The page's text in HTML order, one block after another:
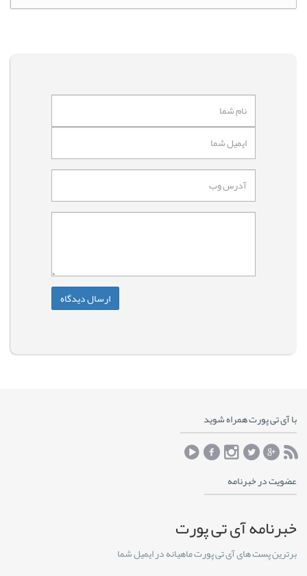
با آی تی پورت همراه شوید
عضویت در خبرنامه
خبرنامه آی تی پورت
برترین پست های آی تی پورت ماهیانه در ایمیل شما